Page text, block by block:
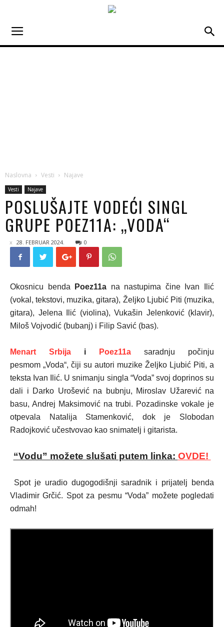
Naslovna Vesti Najave
Vesti Najave
POSLUŠAJTE VODEĆI SINGL
GRUPE POEZ11A: „VODA“
28. FEBRUAR 2024. 0
Okosnicu benda Poez11a na nastupima čine Ivan Ilić
(vokal, tekstovi, muzika, gitara), Željko Ljubić Piti (muzika,
gitara), Jelena Ilić (violina), Vukašin Jelenković (klavir),
Miloš Vojvodić (bubanj) i Filip Savić (bas).
Menart Srbija i Poez11a saradnju počinju
pesmom „Voda“, čiji su autori muzike Željko Ljubić Piti, a
teksta Ivan Ilić. U snimanju singla “Voda” svoj doprinos su
dali i Darko Urošević na bubnju, Miroslav Užarević na
basu, Andrej Maksimović na trubi. Pozadinske vokale je
otpevala Natalija Stamenković, dok je Slobodan
Radojković učestvovao kao snimatelj i gitarista.
“Vodu” možete slušati putem linka: OVDE!
Spot je uradio dugogodišnji saradnik i prijatelj benda
Vladimir Grčić. Spot za pesmu “Voda” možete pogledati
odmah!